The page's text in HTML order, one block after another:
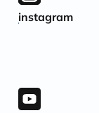
instagram